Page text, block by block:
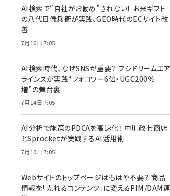
AI検索で“自社がお勧め”されない！ お米ギフト
の八代目儀兵衛が実践、GEO時代のECサイト改
善
7月16日 7:05
AI検索時代、なぜSNSが重要？ フジドリームエア
ラインズが実践“フォロワー6倍・UGC200％
増”の舞台裏
7月14日 7:05
AI分析で施策のPDCAを高速化！ 中川政七商店
とSprocketが実践するAI活用術
7月10日 7:05
Webサイトのトップページはもはや不要？ 商品
情報を「売れるコンテンツ」に変えるPIM/DAM連